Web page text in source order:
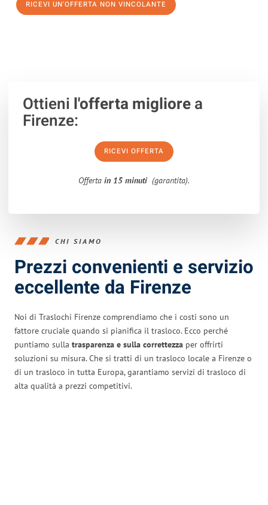
RICEVI UN'OFFERTA NON VINCOLANTE
Ottieni l'offerta migliorea
Firenze:
RICEVI OFFERTA
Offerta in 15 minuti (garantita).
CHI SIAMO
Prezzi convenienti e servizio
eccellente da Firenze
Noi di Traslochi Firenze comprendiamo che i costi sono un
fattore cruciale quando si pianifica il trasloco. Ecco perché
puntiamo sulla trasparenza e sulla correttezza per offrirti
soluzioni su misura. Che si tratti di un trasloco locale a Firenze o
di un trasloco in tutta Europa, garantiamo servizi di trasloco di
alta qualità a prezzi competitivi.